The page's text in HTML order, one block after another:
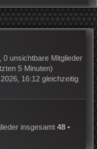
0 unsichtbare Mitglieder
5 Minuten)
16:12 gleichzeitig
insgesamt 48 •